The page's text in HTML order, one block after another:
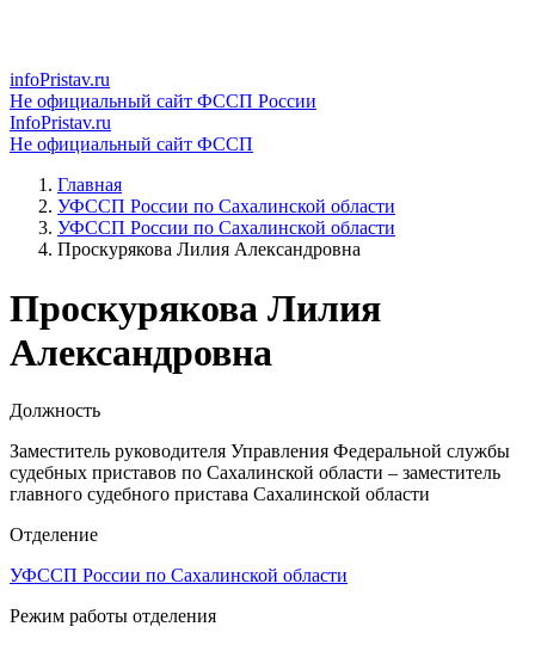
infoPristav.ru
Не официальный сайт ФССП России
InfoPristav.ru
Не официальный сайт ФССП
Главная
УФССП России по Сахалинской области
УФССП России по Сахалинской области
Проскурякова Лилия Александровна
Проскурякова Лилия
Александровна
Должность
Заместитель руководителя Управления Федеральной службы
судебных приставов по Сахалинской области – заместитель
главного судебного пристава Сахалинской области
Отделение
УФССП России по Сахалинской области
Режим работы отделения